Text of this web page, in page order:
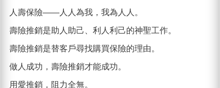
人壽保險——人人為我，我為人人。
壽險推銷是助人助己、利人利己的神聖工作。
壽險推銷是替客戶尋找購買保險的理由。
做人成功，壽險推銷才能成功。
用愛推銷，阻力全無。